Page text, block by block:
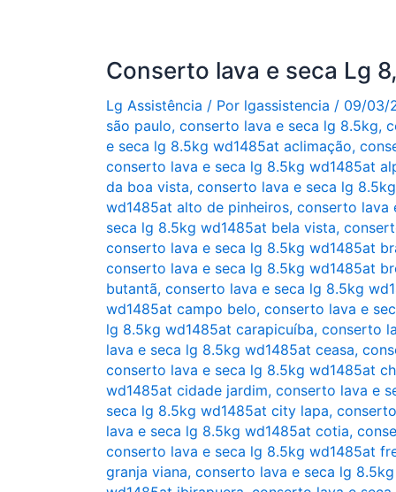
Conserto lava e seca Lg
Lg Assistência / Por lgassistencia / 09/03/
são paulo, conserto lava e seca lg 8.5kg,
e seca lg 8.5kg wd1485at aclimação,
conserto lava e seca lg 8.5kg wd1485at
da boa vista, conserto lava e seca lg
wd1485at alto de pinheiros, conserto lava
seca lg 8.5kg wd1485at bela vista,
conserto lava e seca lg 8.5kg wd1485at
conserto lava e seca lg 8.5kg wd1485at
butantã, conserto lava e seca lg 8.5kg
wd1485at campo belo, conserto lava e
lg 8.5kg wd1485at carapicuíba, conserto
lava e seca lg 8.5kg wd1485at ceasa,
conserto lava e seca lg 8.5kg wd1485at
wd1485at cidade jardim, conserto lava e
seca lg 8.5kg wd1485at city lapa,
lava e seca lg 8.5kg wd1485at cotia,
conserto lava e seca lg 8.5kg wd1485at
granja viana, conserto lava e seca lg